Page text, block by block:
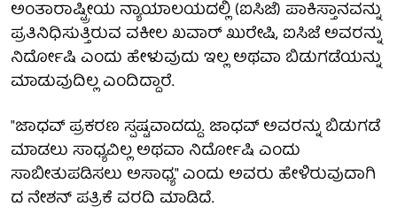
ಅಂತಾರಾಷ್ಟ್ರೀಯ ನ್ಯಾಯಾಲಯದಲ್ಲಿ (ಐಸಿಜೆ) ಪಾಕಿಸ್ತಾನವನ್ನು
ಪ್ರತಿನಿಧಿಸುತ್ತಿರುವ ವಕೀಲ ಖವಾರ್ ಖುರೇಷಿ, ಐಸಿಜೆ ಅವರನ್ನು
ನಿರ್ದೋಷಿ ಎಂದು ಹೇಳುವುದು ಇಲ್ಲ ಅಥವಾ ಬಿಡುಗಡೆಯನ್ನು
ಮಾಡುವುದಿಲ್ಲ ಎಂದಿದ್ದಾರೆ.
"ಜಾಧವ್ ಪ್ರಕರಣ ಸ್ಪಷ್ಟವಾದದ್ದು. ಜಾಧವ್ ಅವರನ್ನು ಬಿಡುಗಡೆ
ಮಾಡಲು ಸಾಧ್ಯವಿಲ್ಲ ಅಥವಾ ನಿರ್ದೋಷಿ ಎಂದು
ಸಾಬೀತುಪಡಿಸಲು ಅಸಾಧ್ಯ" ಎಂದು ಅವರು ಹೇಳಿರುವುದಾಗಿ
ದ ನೇಶನ್ ಪತ್ರಿಕೆ ವರದಿ ಮಾಡಿದೆ.